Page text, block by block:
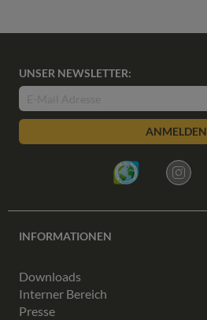
UNSER NEWSLETTER:
ANMELDEN
INFORMATIONEN
Downloads
Interner Bereich
Presse